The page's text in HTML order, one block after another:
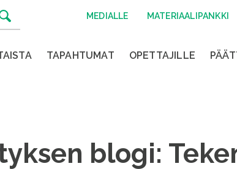
MEDIALLE MATERIAALIPANKKI
TAPAHTUMAT OPETTAJILLE
blogi: